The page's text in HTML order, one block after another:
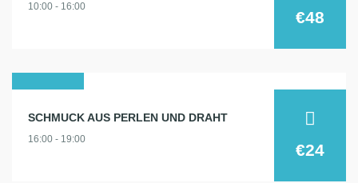
2026
10:00 - 16:00
€48
2025
SCHMUCK AUS PERLEN UND DRAHT
16:00 - 19:00
€24